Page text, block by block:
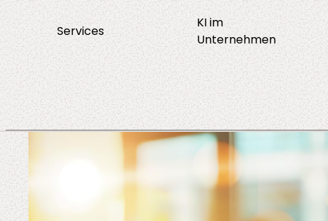
Services
Operations
KI im
Unternehmen
KI Strategie &
Agent Discovery